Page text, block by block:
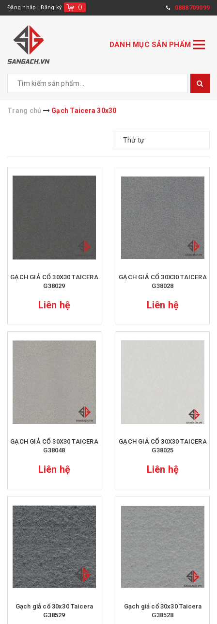
Đăng nhập Đăng ký () 0888709099
DANH MỤC SẢN PHẨM
Trang chủ Gạch Taicera 30x30
Thứ tự
GẠCH GIẢ CỔ 30X30 TAICERA
G38029
Liên hệ
GẠCH GIẢ CỔ 30X30 TAICERA
G38028
Liên hệ
GẠCH GIẢ CỔ 30X30 TAICERA
G38048
Liên hệ
GẠCH GIẢ CỔ 30X30 TAICERA
G38025
Liên hệ
Gạch giả cổ 30x30 Taicera
G38529
Gạch giả cổ 30x30 Taicera
G38528